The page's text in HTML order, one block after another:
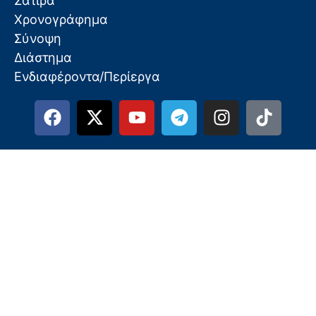
Χρονογράφημα
Σύνοψη
Διάστημα
Ενδιαφέροντα/Περίεργα